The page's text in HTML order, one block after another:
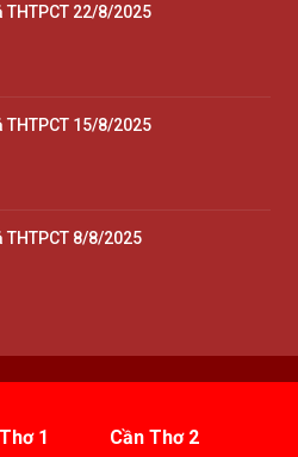
THTPCT 22/8/2025
THTPCT 15/8/2025
THTPCT 8/8/2025
1 Cần Thơ 2